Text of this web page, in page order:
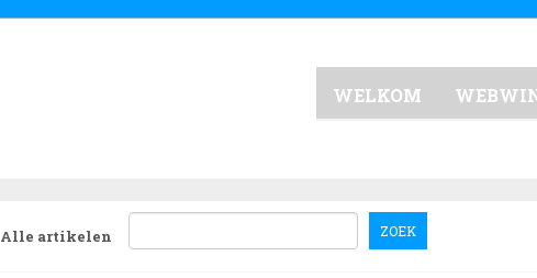
WELKOM
Alle artikelen ZOEK